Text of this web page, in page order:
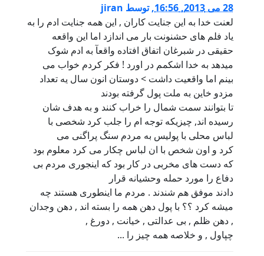
28 می 2013, 16:56 ,توسط jiran
لعنت خدا به این جنایت کاران , این همه جنایت ادم را به
یاد فلم های حشنونت بار می اندازد اما این واقعه
حقیقی در شبرغان اتفاق افتاده واقعآ به ادم شوک
میدهد به خدا اشکمم در اورد ! فکر کردم خواب می
بینم اما واقعیت داشت > دوستان انون سال یه تعداد
مزدو خاین به ملت پول گرفته بودند
تا بتوانند سمت شمال را خراب کنند و به هدف شان
رسیده اند, چیزیکه توجه ام را جلب کرد شخصی با
لباس محلی با پولیس به مردم سنگ پراگنی می
کرد و اون شخص با ان لباس چکار می کرد معلوم بود
که دست های مخربی در کار بود که اینجوری مردم بی
دفاع را مورد حمله وحشیانه قرار
دادند موفق هم شندند . مردم ما اینطوری هستند چه
میشه کرد ؟؟ با پول دهن همه را بسته اند , دهن وجدان
, دهن ظلم , بی عدالتی , خیانت , دورغ ,
چپاول , و خلاصه همه چیز را ...